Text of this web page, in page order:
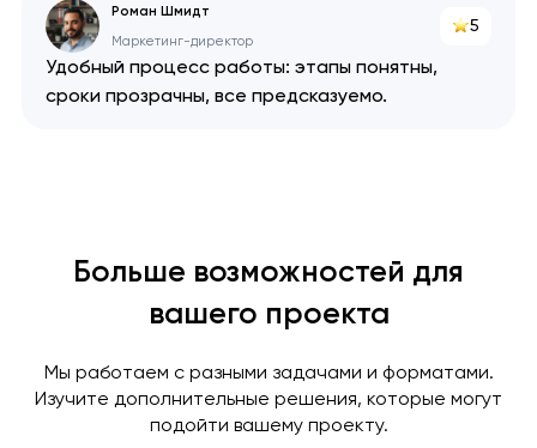
Роман Шмидт
Маркетинг-директор
5
Удобный процесс работы: этапы понятны,
сроки прозрачны, все предсказуемо.
Больше возможностей для
вашего проекта
Мы работаем с разными задачами и форматами.
Изучите дополнительные решения, которые могут
подойти вашему проекту.